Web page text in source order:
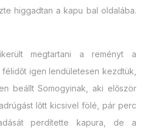
higgadtan a kapu bal oldalába.
megtartani a reményt a
igen lendületesen kezdtük,
beállt Somogyinak, aki először
lőtt kicsivel fölé, pár perc
perdítette kapura, de a